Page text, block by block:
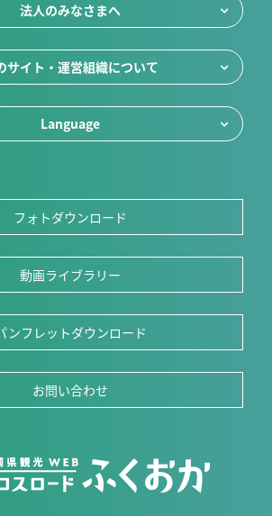
法人のみなさまへ
サイト・運営組織について
Language
フォトダウンロード
動画ライブラリー
ンフレットダウンロード
お問い合わせ